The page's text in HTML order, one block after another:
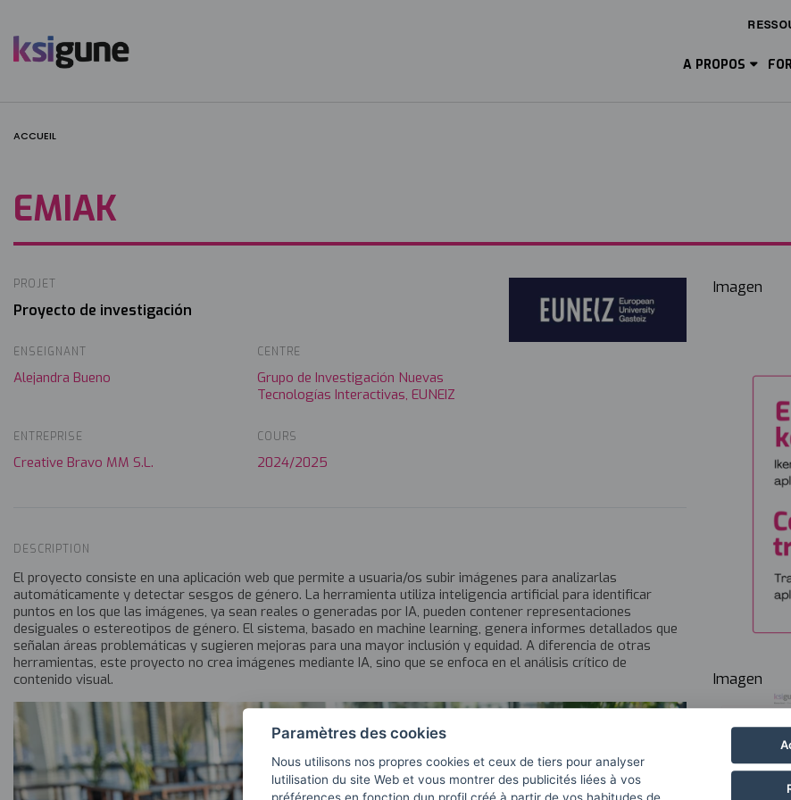
A PROPOS
ACCUEIL
EMIAK
PROJET
Proyecto de investigación
ENSEIGNANT
Alejandra Bueno
CENTRE
Grupo de Investigación Nuevas
Tecnologías Interactivas, EUNEIZ
ENTREPRISE
Creative Bravo MM S.L.
COURS
2024/2025
DESCRIPTION
El proyecto consiste en una aplicación web que permite a usuaria/os subir imágenes para analizarlas
automáticamente y detectar sesgos de género. La herramienta utiliza inteligencia artificial para identificar
puntos en los que las imágenes, ya sean reales o generadas por IA, pueden contener representaciones
desiguales o estereotipos de género. El sistema, basado en machine learning, genera informes detallados que
señalan áreas problemáticas y sugieren mejoras para una mayor inclusión y equidad. A diferencia de otras
herramientas, este proyecto no crea imágenes mediante IA, sino que se enfoca en el análisis crítico de
contenido visual.
Imagen
Imagen
Paramètres des cookies
Nous utilisons nos propres cookies et ceux de tiers pour analyser
lutilisation du site Web et vous montrer des publicités liées à vos